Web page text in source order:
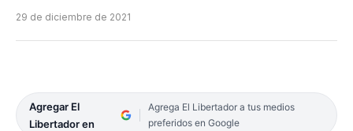
29 de diciembre de 2021
Agregar El
Libertador en
Agrega El Libertador a tus medios
preferidos en Google